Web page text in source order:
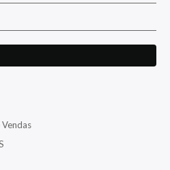
e corais